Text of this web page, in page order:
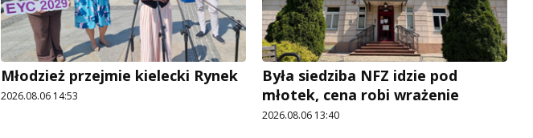
Młodzież przejmie kielecki Rynek
2026.08.06 14:53
Była siedziba NFZ idzie pod
młotek, cena robi wrażenie
2026.08.06 13:40